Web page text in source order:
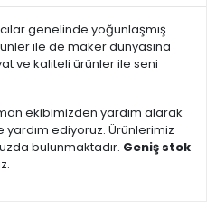
genelinde yoğunlaşmış
ile de maker dünyasına
ve kaliteli ürünler ile seni
ekibimizden yardım alarak
ediyoruz. Ürünlerimiz
bulunmaktadır. Geniş stok